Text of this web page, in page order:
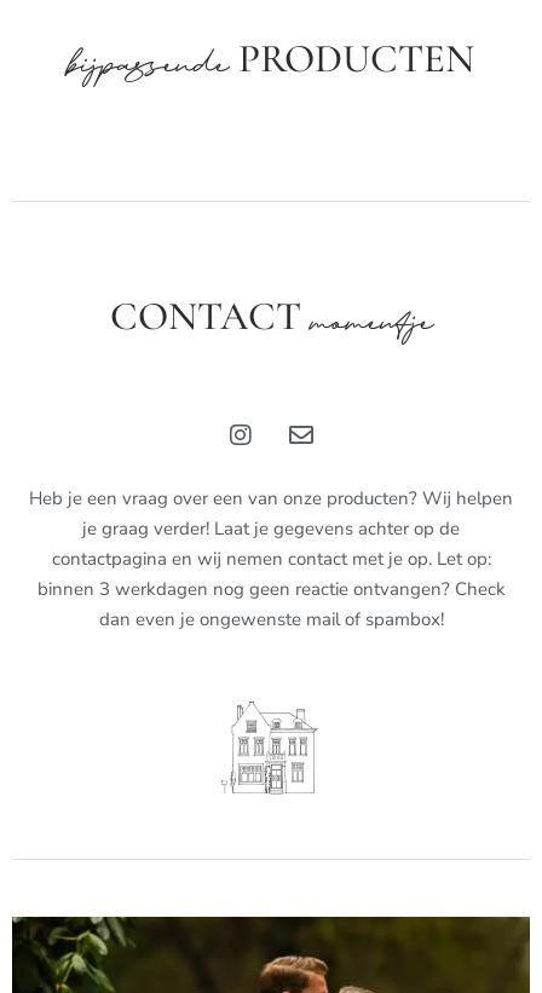
bijpassendePRODUCTEN
CONTACTmomentje
Heb je een vraag over een van onze producten? Wij helpen
je graag verder! Laat je gegevens achter op de
contactpagina en wij nemen contact met je op. Let op:
binnen 3 werkdagen nog geen reactie ontvangen? Check
dan even je ongewenste mail of spambox!